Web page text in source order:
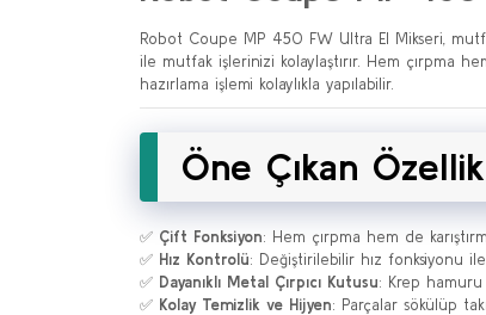
Robot Coupe MP 450 FW Ultra El Mikseri,
ile mutfak işlerinizi kolaylaştırır. Hem çırpma
hazırlama işlemi kolaylıkla yapılabilir.
Öne Çıkan
✅ Çift Fonksiyon: Hem çırpma hem de
✅ Hız Kontrolü: Değiştirilebilir hız fonksiyonu ile
✅ Dayanıklı Metal Çırpıcı Kutusu: Krep hamuru
✅ Kolay Temizlik ve Hijyen: Parçalar sökülüp